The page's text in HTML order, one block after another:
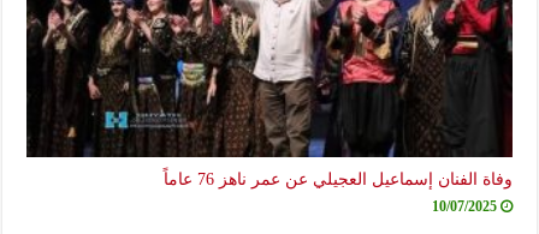
وفاة الفنان إسماعيل العجيلي عن عمر ناهز 76 عاماً
10/07/2025